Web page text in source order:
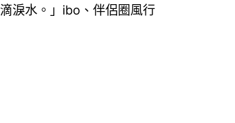
淚水。」ibo、伴侶圈風行